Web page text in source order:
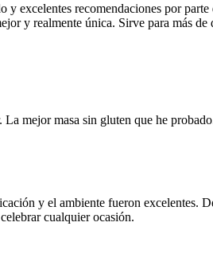
excelentes recomendaciones por
y realmente única. Sirve para más
mejor masa sin gluten que he
y el ambiente fueron
cualquier ocasión.